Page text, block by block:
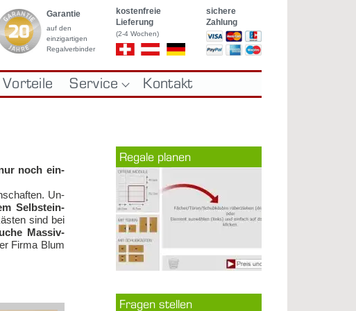
Garantie
auf den
einzigartigen
Regalverbinder
kostenfreie
Lieferung
(2-4 Wochen)
sichere
Zahlung
Vorteile Service Kontakt
noch ein­
Un­
Selb­st­ein­
sind bei
Mas­siv­
Fir­ma Blum
Re­ga­le pla­nen
Fra­gen stel­len